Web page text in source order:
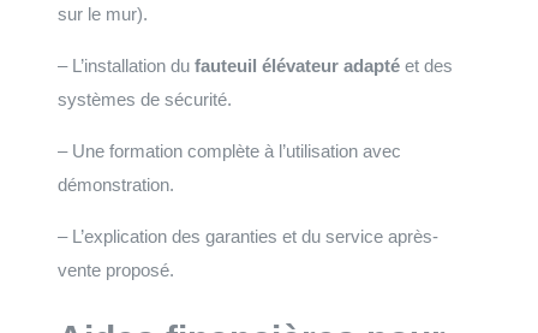
sur le mur).
– L’installation du fauteuil élévateur adapté et des
systèmes de sécurité.
– Une formation complète à l’utilisation avec
démonstration.
– L’explication des garanties et du service après-
vente proposé.